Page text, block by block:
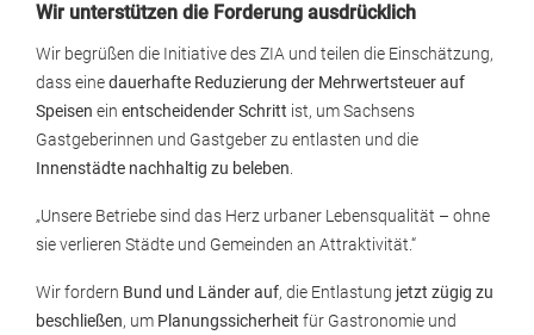
Wir unterstützen die Forderung ausdrücklich
Wir begrüßen die Initiative des ZIA und teilen die Einschätzung,
dass einedauerhafte Reduzierung der Mehrwertsteuer auf
Speisen ein entscheidender Schritt ist, um Sachsens
Gastgeberinnen und Gastgeber zu entlasten und die
Innenstädte nachhaltig zu beleben
„Unsere Betriebe sind das Herz urbaner Lebensqualität – ohne
sie verlieren Städte und Gemeinden an Attraktivität.“
Wir fordern Bund und Länder auf, die Entlastung jetzt zügig zu
beschließen, um Planungssicherheit für Gastronomie und